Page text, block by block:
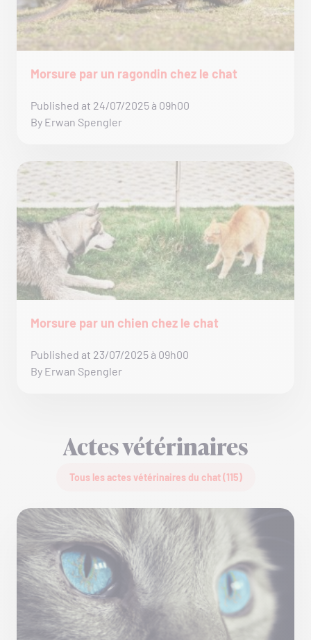
Morsure par un ragondin chez le chat
Published at 24/07/2025 à 09h00
By Erwan Spengler
Morsure par un chien chez le chat
Published at 23/07/2025 à 09h00
By Erwan Spengler
Actes vétérinaires
Tous les actes vétérinaires du chat (115)